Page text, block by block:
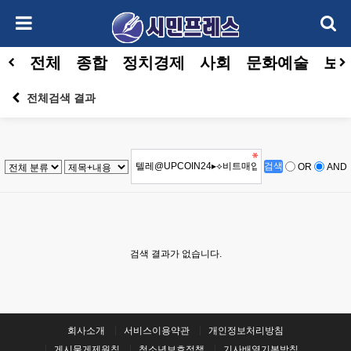
전체 종합 정치경제 사회 문화예술 보
전체검색 결과
OR AND
검색 결과가 없습니다.
회사소개 서비스이용약관
개인정보처리방침